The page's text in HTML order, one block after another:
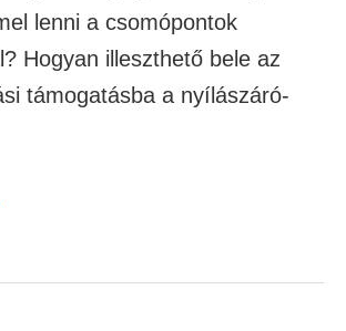
lenni a csomópontok
Hogyan illeszthető bele az
támogatásba a nyílászáró-